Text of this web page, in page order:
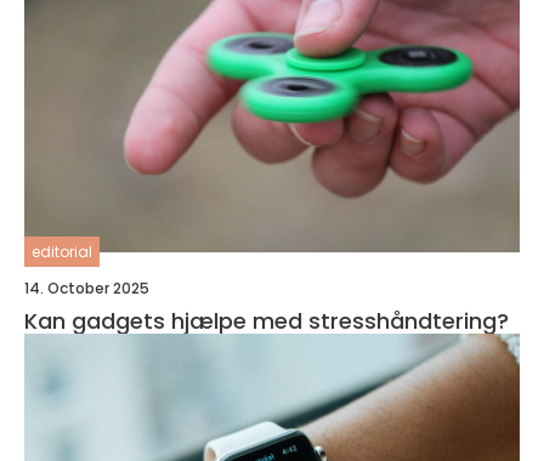
editorial
14. October 2025
Kan gadgets hjælpe med stresshåndtering?